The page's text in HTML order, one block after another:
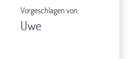
Vorgeschlagen von:
Uwe